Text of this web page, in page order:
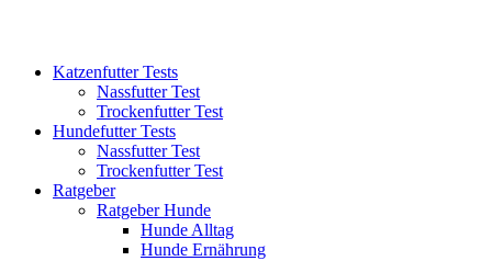
Katzenfutter Tests
Nassfutter Test
Trockenfutter Test
Hundefutter Tests
Nassfutter Test
Trockenfutter Test
Ratgeber
Ratgeber Hunde
Hunde Alltag
Hunde Ernährung